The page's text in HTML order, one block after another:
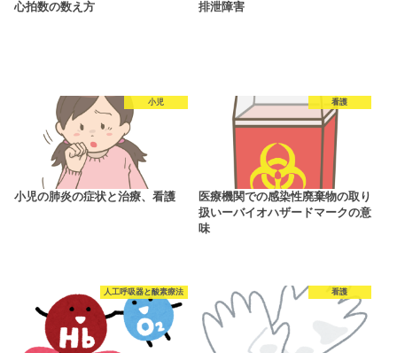
心拍数の数え方 排泄障害
小児
小児の肺炎の症状と治療、看護
看護
医療機関での感染性廃棄物の取り
扱いーバイオハザードマークの意
味
人工呼吸器と酸素療法 看護